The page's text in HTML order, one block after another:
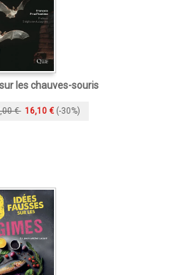
les chauves-souris
€ 16,10 € (-30%)